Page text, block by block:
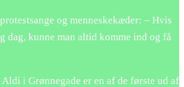
og menneskekæder: – Hvis
dag, kunne man altid komme ind og få
i Grønnegade er en af de første ud af